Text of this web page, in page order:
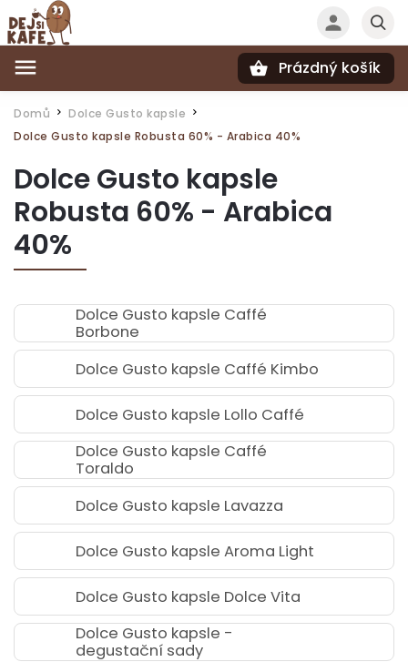
Prázdný košík
Domů / Dolce Gusto kapsle /
Dolce Gusto kapsle Robusta 60% - Arabica 40%
Dolce Gusto kapsle
Robusta 60% - Arabica
40%
Dolce Gusto kapsle Caffé
Borbone
Dolce Gusto kapsle Caffé Kimbo
Dolce Gusto kapsle Lollo Caffé
Dolce Gusto kapsle Caffé
Toraldo
Dolce Gusto kapsle Lavazza
Dolce Gusto kapsle Aroma Light
Dolce Gusto kapsle Dolce Vita
Dolce Gusto kapsle -
degustační sady